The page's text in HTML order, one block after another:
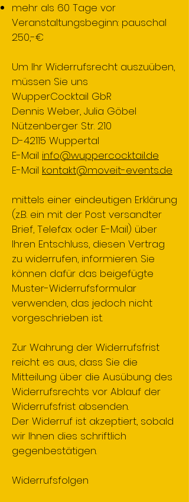
mehr als 60 Tage vor
Veranstaltungsbeginn: pauschal
250,-€
Um Ihr Widerrufsrecht auszuüben,
müssen Sie uns
WupperCocktail GbR
Dennis Weber, Julia Göbel
Nützenberger Str. 210
D-42115 Wuppertal
E-Mail info@wuppercocktail.de
E-Mail kontakt@moveit-events.de
mittels einer eindeutigen Erklärung
(z.B. ein mit der Post versandter
Brief, Telefax oder E-Mail) über
Ihren Entschluss, diesen Vertrag
zu widerrufen, informieren. Sie
können dafür das beigefügte
Muster-Widerrufsformular
verwenden, das jedoch nicht
vorgeschrieben ist.
Zur Wahrung der Widerrufsfrist
reicht es aus, dass Sie die
Mitteilung über die Ausübung des
Widerrufsrechts vor Ablauf der
Widerrufsfrist absenden.
Der Widerruf ist akzeptiert, sobald
wir Ihnen dies schriftlich
gegenbestätigen.
Widerrufsfolgen